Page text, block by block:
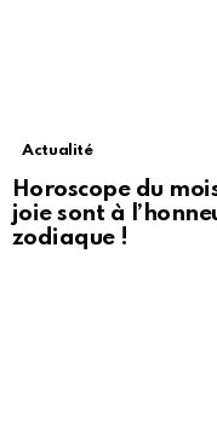
Actualité
Horoscope du
joie sont à
zodiaque !